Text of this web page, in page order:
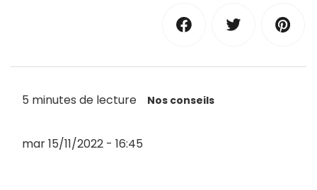
5 minutes de lecture Nos conseils
mar 15/11/2022 - 16:45